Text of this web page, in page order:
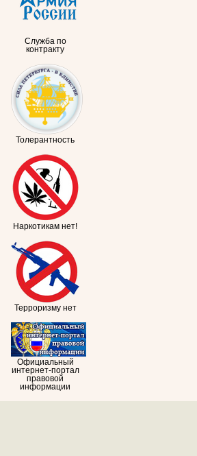
Служба по
контракту
Толерантность
Наркотикам нет!
Терроризму нет
Официальный
интернет-портал
правовой
информации